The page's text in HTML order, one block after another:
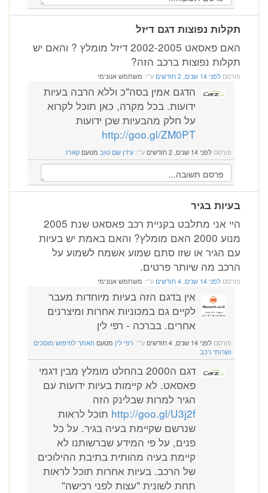
תקלות נפוצות דגם דיזל
האם פאסאט 2002-2005 דיזל מומלץ ? והאם יש
תקלות נפוצות ברכב הזה?
פורסם לפני 14 שנים, 2 חודשים ע"י: משתמש אנונימי
הדגם אמין בסה"כ וללא הרבה בעיות
ידועות. בכל מקרה, כאן תוכל לקרוא
על חלק מהבעיות שכן ידועות
http://goo.gl/ZM0PT
פורסם לפני 14 שנים, 2 חודשים ע"י: עידן שם טוב מטעם קארז
בעיות בגיר
היי אני מתלבט בקניית רכב פאסאט שנת 2005
מנוע 2000 האם מומלץ? והאם באמת יש בעיות
עם הגיר או שזו סתם שמוע אשמח לשמוע על
הרכב מה שיותר פרטים.
פורסם לפני 14 שנים, 4 חודשים ע"י: משתמש אנונימי
אין בדגם הזה בעיות מיוחדות מעבר
לקיים גם במכוניות אחרות ומיצרנים
אחרים. בברכה - רפי לין
פורסם לפני 14 שנים, 4 חודשים ע"י: רפי לין מטעם האתר לחיפוש מוסכים
ושרותי רכב
דגם ה2000 בהחלט מומלץ מבין דגמי
פאסאט. לא קיימות בעיות ידועות עם
הגיר למרות שבלינק הזה
http://goo.gl/U3j2f תוכל לראות
שנרשם שקיימת בעיה בגיר. על כל
פנים, על פי המידע שברשותנו לא
קיימת בעיה מהותית בתיבת ההילוכים
של הרכב. בעיות אחרות תוכל לראות
תחת לשונית "עצות לפני רכישה"